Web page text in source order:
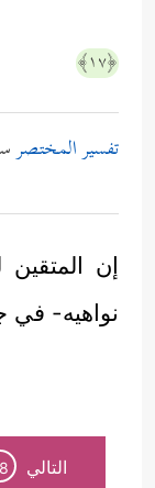
﴿١٧﴾
تفسير المختصر
إن المتقين
نواهيه- في
التالي